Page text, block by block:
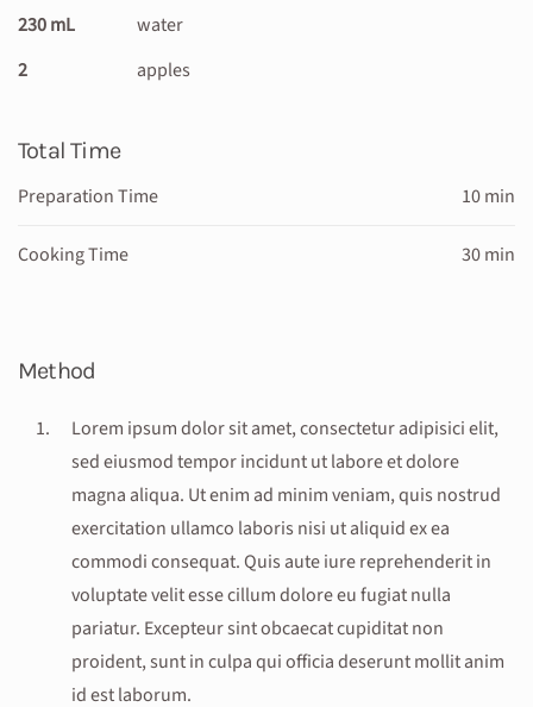
230 mL
water
2
apples
Total Time
Preparation Time 10 min
Cooking Time 30 min
Method
Lorem ipsum dolor sit amet, consectetur adipisici elit,
sed eiusmod tempor incidunt ut labore et dolore
magna aliqua. Ut enim ad minim veniam, quis nostrud
exercitation ullamco laboris nisi ut aliquid ex ea
commodi consequat. Quis aute iure reprehenderit in
voluptate velit esse cillum dolore eu fugiat nulla
pariatur. Excepteur sint obcaecat cupiditat non
proident, sunt in culpa qui officia deserunt mollit anim
id est laborum.